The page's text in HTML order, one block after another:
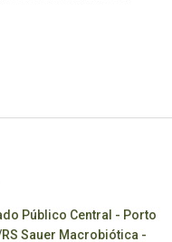
Público Central - Porto
Sauer Macrobiótica -